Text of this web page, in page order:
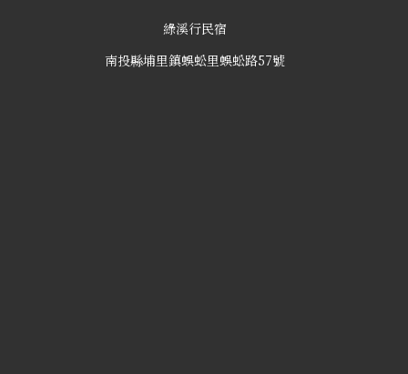
綠溪行民宿
南投縣埔里鎮蜈蚣里蜈蚣路57號